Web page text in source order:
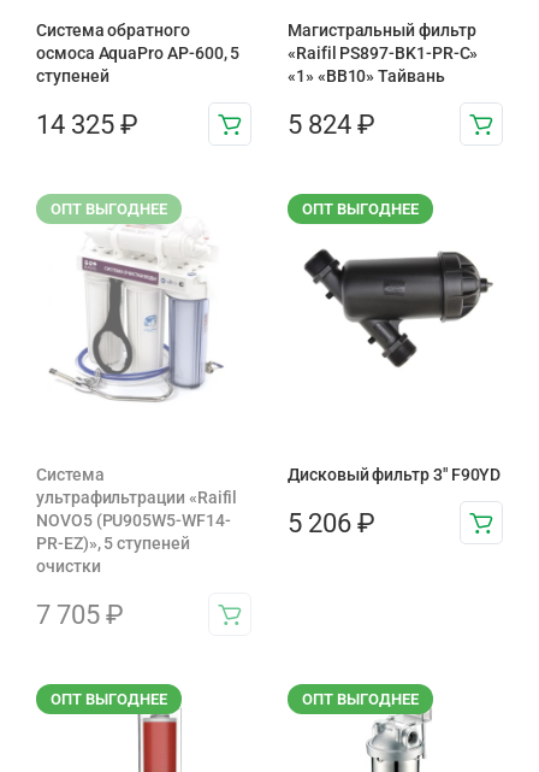
Система обратного
осмоса AquaPro AP-600, 5
ступеней
14 325 ₽
Магистральный фильтр
«Raifil PS897-BK1-PR-С»
«1» «BB10» Тайвань
5 824 ₽
ОПТ ВЫГОДНЕЕ
Система
ультрафильтрации «Raifil
NOVO5 (PU905W5-WF14-
PR-EZ)», 5 ступеней
очистки
7 705 ₽
ОПТ ВЫГОДНЕЕ
Дисковый фильтр 3″ F90YD
5 206 ₽
ОПТ ВЫГОДНЕЕ ОПТ ВЫГОДНЕЕ